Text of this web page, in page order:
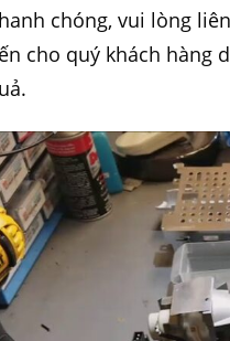
chóng, vui lòng
cho quý khách hàng